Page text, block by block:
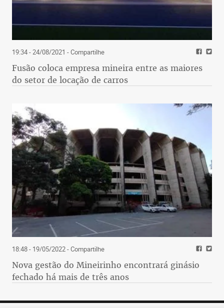
19:34 - 24/08/2021 - Compartilhe
Fusão coloca empresa mineira entre as maiores
do setor de locação de carros
18:48 - 19/05/2022- Compartilhe
Nova gestão do Mineirinho encontrará ginásio
fechado há mais de três anos